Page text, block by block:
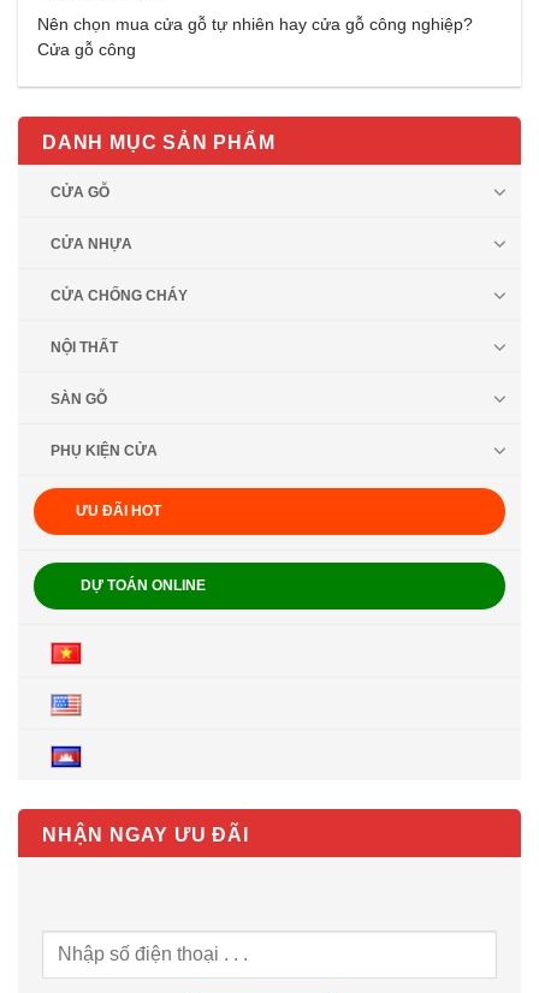
Nên chọn mua cửa gỗ tự nhiên hay cửa gỗ công nghiệp?
Cửa gỗ công
DANH MỤC SẢN PHẨM
CỬA GỖ
CỬA NHỰA
CỬA CHỐNG CHÁY
NỘI THẤT
SÀN GỖ
PHỤ KIỆN CỬA
ƯU ĐÃI HOT
DỰ TOÁN ONLINE
NHẬN NGAY ƯU ĐÃI